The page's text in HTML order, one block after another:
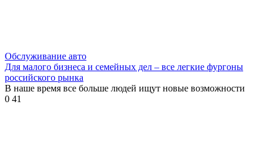
Обслуживание авто
Для малого бизнеса и семейных дел – все легкие фургоны
российского рынка
В наше время все больше людей ищут новые возможности
0 41